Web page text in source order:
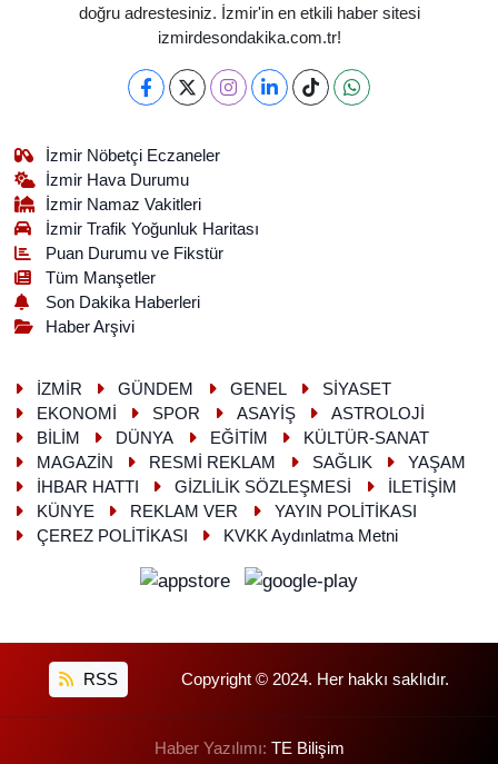
doğru adrestesiniz. İzmir'in en etkili haber sitesi
izmirdesondakika.com.tr!
İzmir Nöbetçi Eczaneler
İzmir Hava Durumu
İzmir Namaz Vakitleri
İzmir Trafik Yoğunluk Haritası
Puan Durumu ve Fikstür
Tüm Manşetler
Son Dakika Haberleri
Haber Arşivi
İZMİR GÜNDEM GENEL
SİYASET
EKONOMİ
SPOR ASAYİŞ
ASTROLOJİ
BİLİM
DÜNYA EĞİTİM
KÜLTÜR-SANAT
MAGAZİN
RESMİ REKLAM SAĞLIK
YAŞAM
İHBAR HATTI
GİZLİLİK SÖZLEŞMESİ
İLETİŞİM
KÜNYE
REKLAM VER
YAYIN POLİTİKASI
ÇEREZ POLİTİKASI
KVKK Aydınlatma Metni
RSS Copyright © 2024. Her hakkı saklıdır.
Haber Yazılımı: TE Bilişim